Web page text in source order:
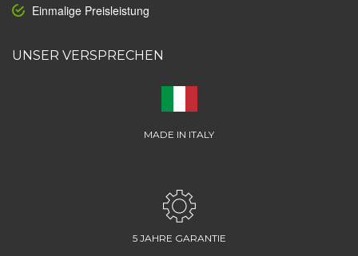
Einmalige Preisleistung
UNSER VERSPRECHEN
MADE IN ITALY
5 JAHRE GARANTIE